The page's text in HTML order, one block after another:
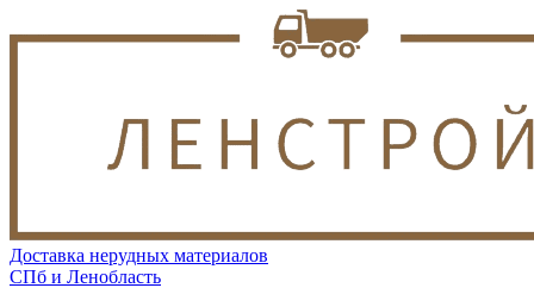
Доставка нерудных материалов
СПб и Ленобласть